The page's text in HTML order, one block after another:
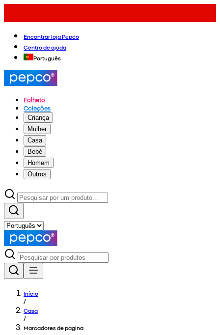
Encontrar loja Pepco
Centro de ajuda
Português
Folheto
Coleções
Criança
Mulher
Casa
Bebé
Homem
Outros
Início
/
Casa
/
Marcadores de página